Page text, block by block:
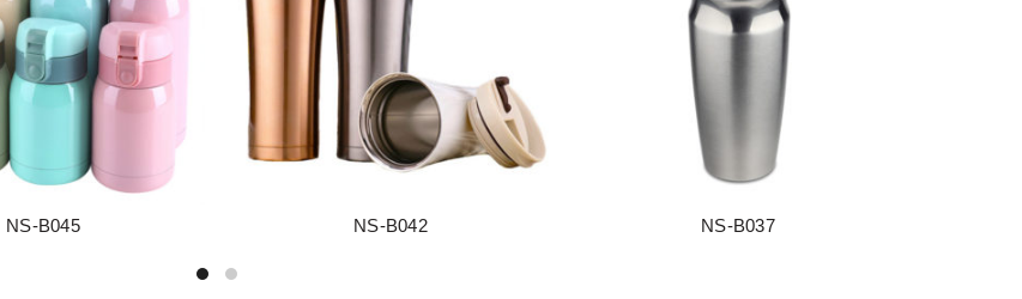
阅读更多
NS-B045 阅读更多
NS-B042 阅读更多
NS-B037